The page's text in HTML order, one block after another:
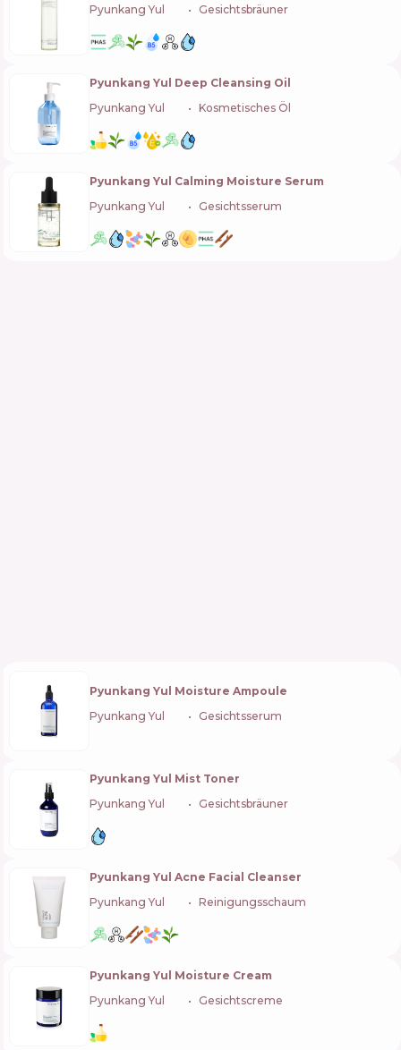
Pyunkang Yul Gesichtsbräuner
Pyunkang Yul Deep Cleansing Oil
Pyunkang Yul
Kosmetisches Öl
Pyunkang Yul Calming Moisture Serum
Pyunkang Yul
Gesichtsserum
Pyunkang Yul Moisture Ampoule
Pyunkang Yul
Gesichtsserum
Pyunkang Yul Mist Toner
Pyunkang Yul
Gesichtsbräuner
Pyunkang Yul Acne Facial Cleanser
Pyunkang Yul
Reinigungsschaum
Pyunkang Yul Moisture Cream
Pyunkang Yul
Gesichtscreme